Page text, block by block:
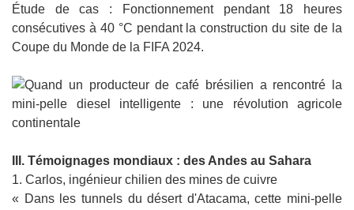
Étude de cas : Fonctionnement pendant 18 heures
consécutives à 40 °C pendant la construction du site de la
Coupe du Monde de la FIFA 2024.
III. Témoignages mondiaux : des Andes au Sahara
1. Carlos, ingénieur chilien des mines de cuivre
« Dans les tunnels du désert d'Atacama, cette mini-pelle